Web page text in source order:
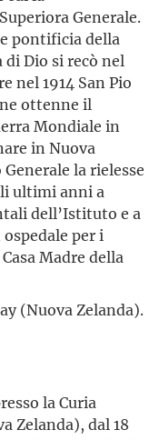
Generale.
pontificia della
Dio si recò nel
nel 1914 San Pio
ottenne il
Mondiale in
in Nuova
la rielesse
ultimi anni a
dell’Istituto e a
per i
Madre della
(Nuova Zelanda).
la Curia
Zelanda), dal 18